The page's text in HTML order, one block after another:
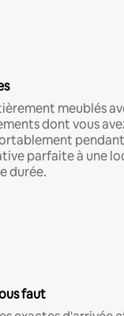
meublés
dont vous
parfaite à une
durée.
faut